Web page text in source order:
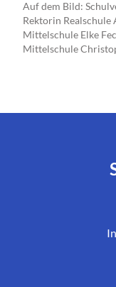
Auf dem Bild:
Rektorin Realschule
Mittelschule Elke
Mittelschule